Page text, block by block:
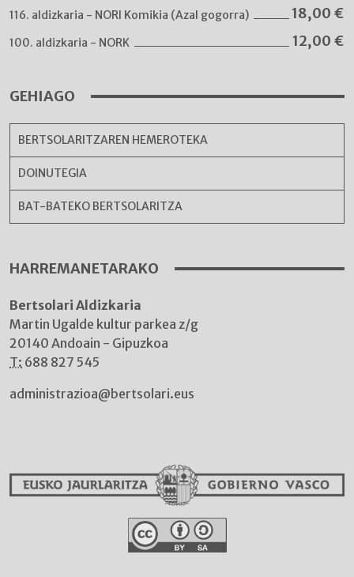
116. aldizkaria - NORI Komikia (Azal gogorra) 18,00 €
100. aldizkaria - NORK 12,00 €
GEHIAGO
BERTSOLARITZAREN HEMEROTEKA
DOINUTEGIA
BAT-BATEKO BERTSOLARITZA
HARREMANETARAKO
Bertsolari Aldizkaria
Martin Ugalde kultur parkea z/g
20140 Andoain - Gipuzkoa
T: 688 827 545
administrazioa@bertsolari.eus